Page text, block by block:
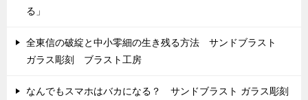
る」
全東信の破綻と中小零細の生き残る方法 サンドブラスト
ガラス彫刻 ブラスト工房
なんでもスマホはバカになる？ サンドブラスト ガラス彫刻